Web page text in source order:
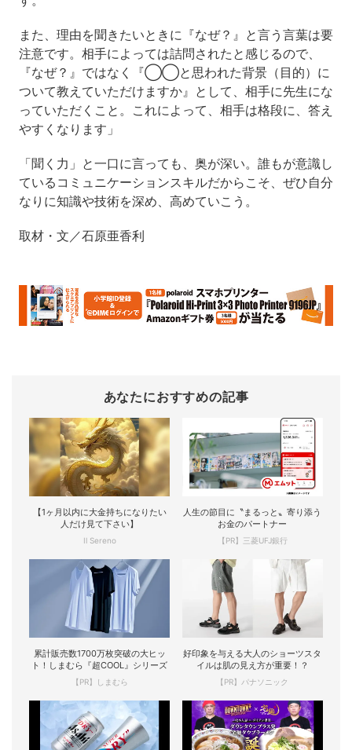
また、理由を聞きたいときに『なぜ？』と言う言葉は要
注意です。相手によっては詰問されたと感じるので、
『なぜ？』ではなく『◯◯と思われた背景（目的）に
ついて教えていただけますか』として、相手に先生にな
っていただくこと。これによって、相手は格段に、答え
やすくなります」
「聞く力」と一口に言っても、奥が深い。誰もが意識し
ているコミュニケーションスキルだからこそ、ぜひ自分
なりに知識や技術を深め、高めていこう。
取材・文／石原亜香利
あなたにおすすめの記事
【1ヶ月以内に大金持ちになりたい
人だけ見て下さい】
Il Sereno
人生の節目に〝まるっと〟寄り添う
お金のパートナー
【PR】三菱UFJ銀行
累計販売数1700万枚突破の大ヒッ
ト！しまむら『超COOL』シリーズ
【PR】しまむら
好印象を与える大人のショーツスタ
イルは肌の見え方が重要！？
【PR】パナソニック